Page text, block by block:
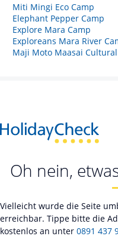
Miti Mingi Eco Camp
Elephant Pepper Camp
Explore Mara Camp
Exploreans Mara River
Maji Moto Maasai
Oh nein,
Vielleicht wurde die Seite
erreichbar. Tippe bitte die
kostenlos an unter 0891 437